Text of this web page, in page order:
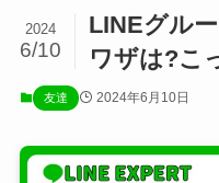
LINEグル
ワザは?こ
2024
6/10
友達 2024年6月10日